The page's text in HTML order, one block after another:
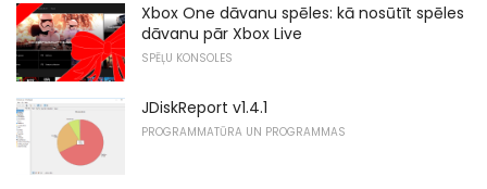
Xbox One dāvanu spēles: kā nosūtīt spēles
dāvanu pār Xbox Live
SPĒĻU KONSOLES
JDiskReport v1.4.1
PROGRAMMATŪRA UN PROGRAMMAS